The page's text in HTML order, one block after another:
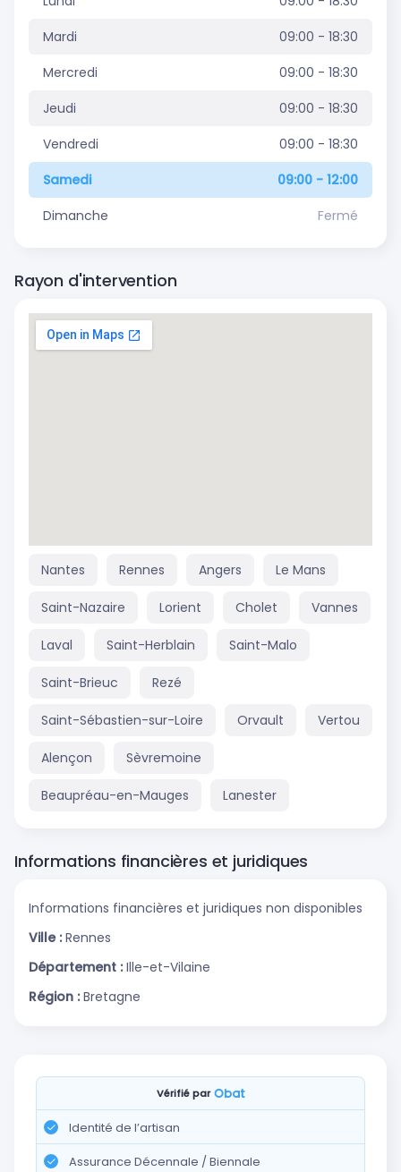
Mardi
09:00 - 18:30
Mercredi
09:00 - 18:30
Jeudi
09:00 - 18:30
Vendredi
09:00 - 18:30
Samedi
09:00 - 12:00
Dimanche
Fermé
Rayon d'intervention
Nantes Rennes Angers Le Mans
Saint-Nazaire Lorient Cholet Vannes
Laval Saint-Herblain Saint-Malo
Saint-Brieuc Rezé
Saint-Sébastien-sur-Loire Orvault Vertou
Alençon Sèvremoine
Beaupréau-en-Mauges Lanester
Informations financières et juridiques
Informations financières et juridiques non disponibles
Ville : Rennes
Département : Ille-et-Vilaine
Région : Bretagne
Vérifié par
Identité de l’artisan
Assurance Décennale / Biennale